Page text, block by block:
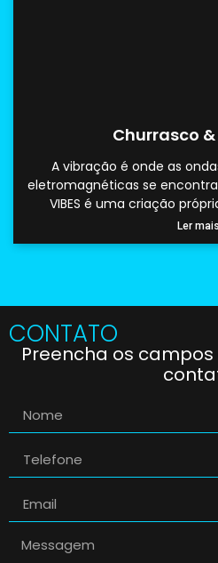
Churrasco
A vibração é onde as
eletromagnéticas se
VIBES é uma criação
Ler mais
CONTATO
Preencha os